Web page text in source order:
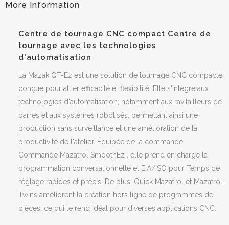
Centre de tournage CNC compact Centre de
tournage avec les technologies
d'automatisation
La Mazak QT-Ez est une solution de tournage CNC compacte
conçue pour allier efficacité et flexibilité. Elle s'intègre aux
technologies d'automatisation, notamment aux ravitailleurs de
barres et aux systèmes robotisés, permettant ainsi une
production sans surveillance et une amélioration de la
productivité de l'atelier. Équipée de la commande
Commande Mazatrol SmoothEz , elle prend en charge la
programmation conversationnelle et EIA/ISO pour Temps de
réglage rapides et précis. De plus, Quick Mazatrol et Mazatrol
Twins améliorent la création hors ligne de programmes de
pièces, ce qui le rend idéal pour diverses applications CNC.